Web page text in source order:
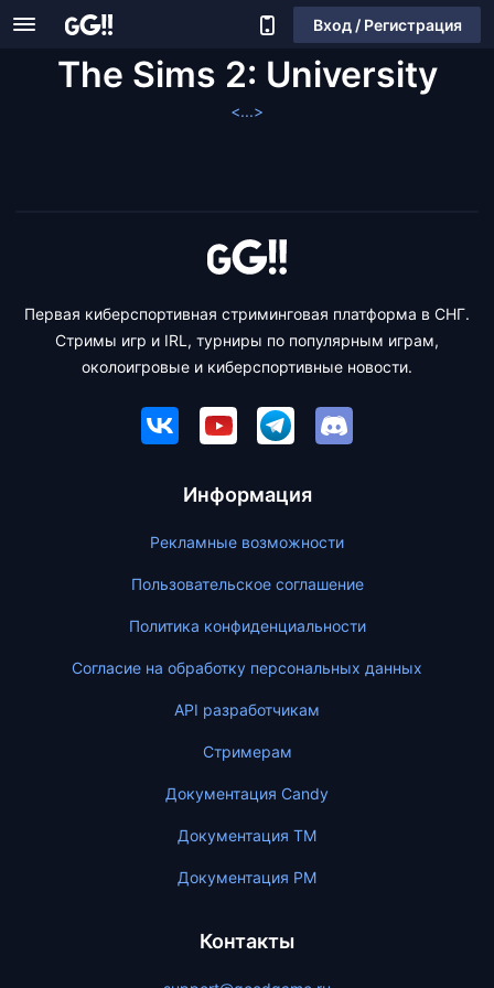
Вход / Регистрация
The Sims 2: University
<...>
Первая киберспортивная стриминговая платформа в СНГ.
Стримы игр и IRL, турниры по популярным играм,
околоигровые и киберспортивные новости.
Информация
Рекламные возможности
Пользовательское соглашение
Политика конфиденциальности
Согласие на обработку персональных данных
API разработчикам
Стримерам
Документация Candy
Документация ТМ
Документация PM
Контакты